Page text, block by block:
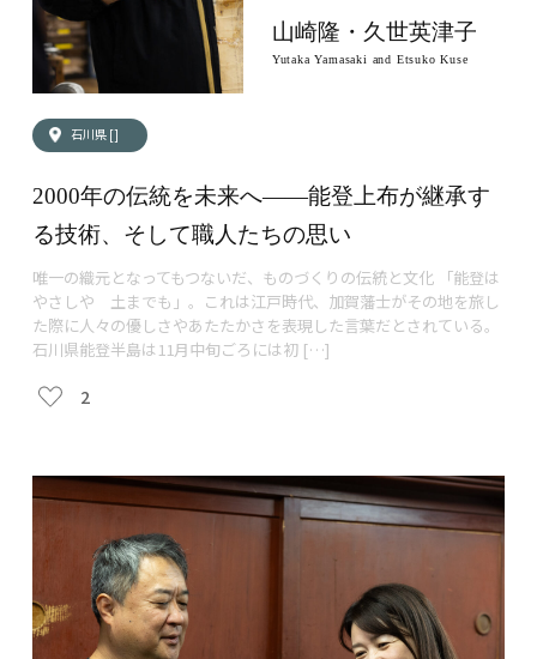
2000年の伝統を未来へ——能登上布が継承す
る技術、そして職人たちの思い
唯一の織元となってもつないだ、ものづくりの伝統と文化 「能登は
やさしや 土までも」。これは江戸時代、加賀藩士がその地を旅し
た際に人々の優しさやあたたかさを表現した言葉だとされている。
石川県能登半島は11月中旬ごろには初 […]
2
石川県 []
山崎隆・久世英津子
Yutaka Yamasaki and Etsuko Kuse